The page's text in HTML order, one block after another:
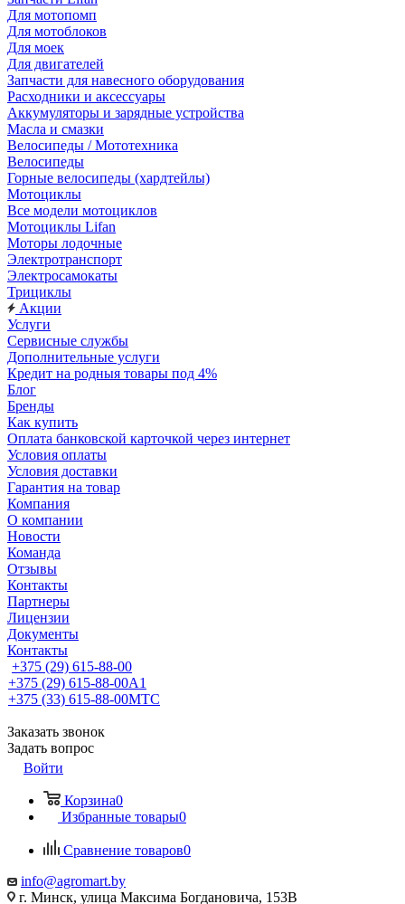
Для мотопомп
Для мотоблоков
Для моек
Для двигателей
Запчасти для навесного оборудования
Расходники и аксессуары
Аккумуляторы и зарядные устройства
Масла и смазки
Велосипеды / Мототехника
Велосипеды
Горные велосипеды (хардтейлы)
Мотоциклы
Все модели мотоциклов
Мотоциклы Lifan
Моторы лодочные
Электротранспорт
Электросамокаты
Трициклы
Акции
Услуги
Сервисные службы
Дополнительные услуги
Кредит на родныя товары под 4%
Блог
Бренды
Как купить
Оплата банковской карточкой через интернет
Условия оплаты
Условия доставки
Гарантия на товар
Компания
О компании
Новости
Команда
Отзывы
Контакты
Партнеры
Лицензии
Документы
Контакты
+375 (29) 615-88-00
+375 (29) 615-88-00A1
+375 (33) 615-88-00МТС
Заказать звонок
Задать вопрос
Войти
Корзина0
Избранные товары0
Сравнение товаров0
info@agromart.by
г. Минск, улица Максима Богдановича, 153В